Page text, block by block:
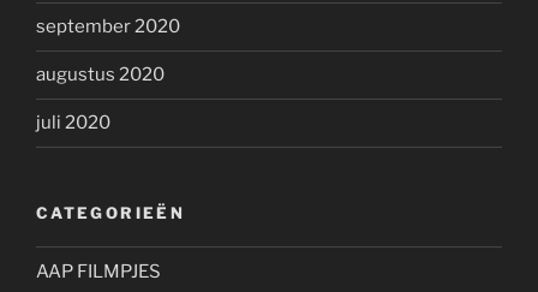
september 2020
augustus 2020
juli 2020
CATEGORIEËN
AAP FILMPJES